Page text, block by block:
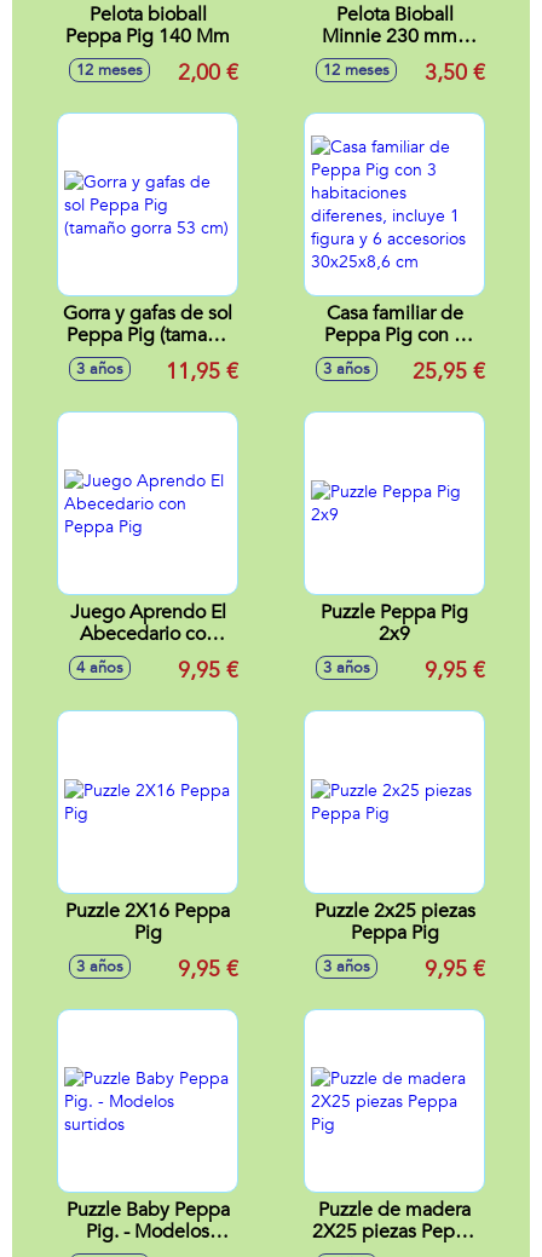
Pelota bioball
Peppa Pig 140 Mm
12 meses 2,00 €
Pelota Bioball
Minnie 230 mm -
Modelos surtidos
12 meses 3,50 €
Gorra y gafas de sol
Peppa Pig (tamaño
gorra 53 cm)
3 años 11,95 €
Casa familiar de
Peppa Pig con 3
habitaciones
diferenes, incluye 1
3 años 25,95 €
Juego Aprendo El
Abecedario con
Peppa Pig
4 años 9,95 €
Puzzle Peppa Pig
2x9
3 años 9,95 €
Puzzle 2X16 Peppa
Pig
3 años 9,95 €
Puzzle 2x25 piezas
Peppa Pig
3 años 9,95 €
Puzzle Baby Peppa
Pig. - Modelos
Puzzle de madera
2X25 piezas Peppa